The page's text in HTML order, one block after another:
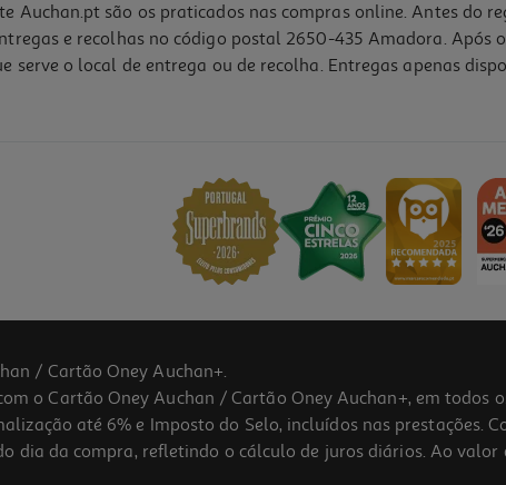
Auchan.pt são os praticados nas compras online. Antes do
e recolhas no código postal 2650-435 Amadora.
serve o local de entrega ou de recolha. Entregas apenas
/ Cartão Oney Auchan+.
o Cartão Oney Auchan / Cartão Oney Auchan+, em
até 6% e Imposto do Selo, incluídos nas prestações.
dia da compra, refletindo o cálculo de juros diários. Ao